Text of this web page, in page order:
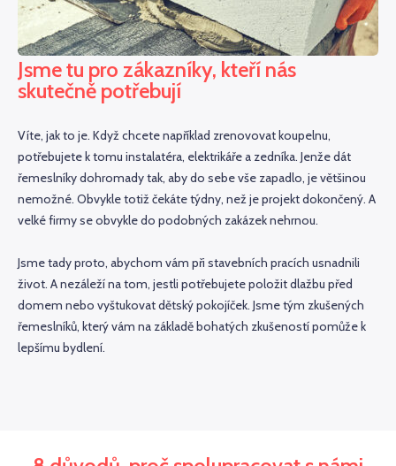
Jsme tu pro zákazníky, kteří nás
skutečně potřebují
Víte, jak to je. Když chcete například zrenovovat koupelnu,
potřebujete k tomu instalatéra, elektrikáře a zedníka. Jenže dát
řemeslníky dohromady tak, aby do sebe vše zapadlo, je většinou
nemožné. Obvykle totiž čekáte týdny, než je projekt dokončený. A
velké firmy se obvykle do podobných zakázek nehrnou.
Jsme tady proto, abychom vám při stavebních pracích usnadnili
život. A nezáleží na tom, jestli potřebujete položit dlažbu před
domem nebo vyštukovat dětský pokojíček. Jsme tým zkušených
řemeslníků, který vám na základě bohatých zkušeností pomůže k
lepšímu bydlení.